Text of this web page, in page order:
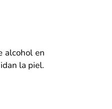
alcohol en
la piel.